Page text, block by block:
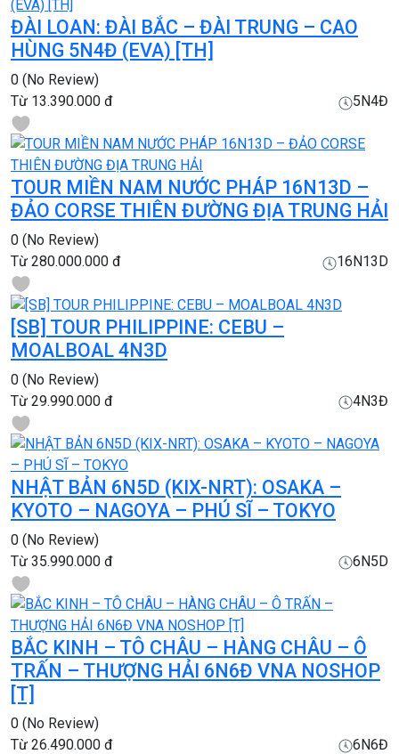
ĐÀI LOAN: ĐÀI BẮC – ĐÀI TRUNG – CAO
HÙNG 5N4Đ (EVA) [TH]
0 (No Review)
Từ 13.390.000 đ 5N4Đ
TOUR MIỀN NAM NƯỚC PHÁP 16N13D –
ĐẢO CORSE THIÊN ĐƯỜNG ĐỊA TRUNG HẢI
0 (No Review)
Từ 280.000.000 đ 16N13D
[SB] TOUR PHILIPPINE: CEBU –
MOALBOAL 4N3D
0 (No Review)
Từ 29.990.000 đ 4N3Đ
NHẬT BẢN 6N5D (KIX-NRT): OSAKA –
KYOTO – NAGOYA – PHÚ SĨ – TOKYO
0 (No Review)
Từ 35.990.000 đ 6N5D
BẮC KINH – TÔ CHÂU – HÀNG CHÂU – Ô
TRẤN – THƯỢNG HẢI 6N6Đ VNA NOSHOP
[T]
0 (No Review)
Từ 26.490.000 đ 6N6Đ